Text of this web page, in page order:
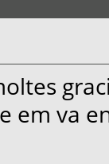
em va